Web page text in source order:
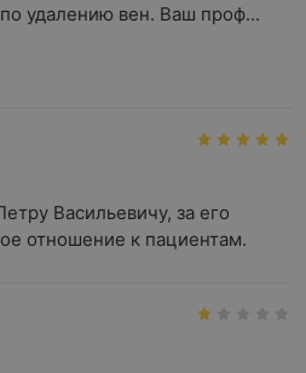
удалению вен. Ваш проф...
Васильевичу, за его
отношение к пациентам.